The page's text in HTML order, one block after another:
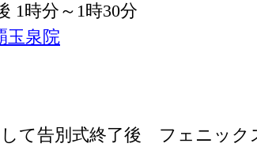
1時分～1時30分
玉泉院
て告別式終了後 フェニック